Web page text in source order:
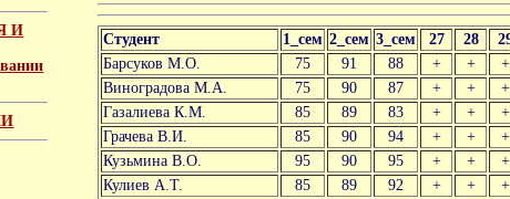
И
Студент 1_сем 2_сем 3_сем 27 28
Барсуков М.О.
75 91 88 + + +
Виноградова М.А.
75 90 87 + + +
Газалиева К.М.
85 89 83 + + +
Грачева В.И.
85 90 94 + + +
Кузьмина В.О.
95 90 95 + + +
Кулиев А.Т.
85 89 92 + + +